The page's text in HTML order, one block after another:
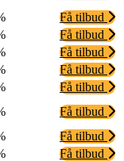
Få tilbud
Få tilbud
Få tilbud
Få tilbud
Få tilbud
Få tilbud
Få tilbud
Få tilbud